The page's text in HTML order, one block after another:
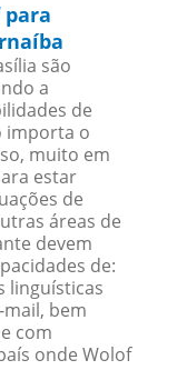
para
são
a
de
importa o
muito em
estar
de
áreas de
devem
de:
linguísticas
bem
com
onde Wolof